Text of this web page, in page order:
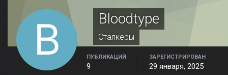
Bloodtype
Сталкеры
ПУБЛИКАЦИЙ
9
ЗАРЕГИСТРИРОВАН
29 января, 2025